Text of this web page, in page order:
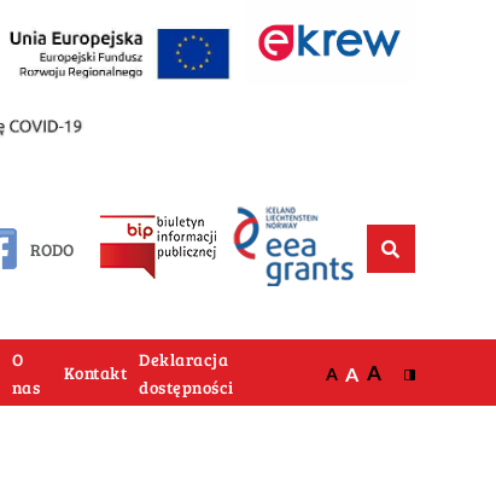
RODO
O
nas
Kontakt
Deklaracja
dostępności
A A A